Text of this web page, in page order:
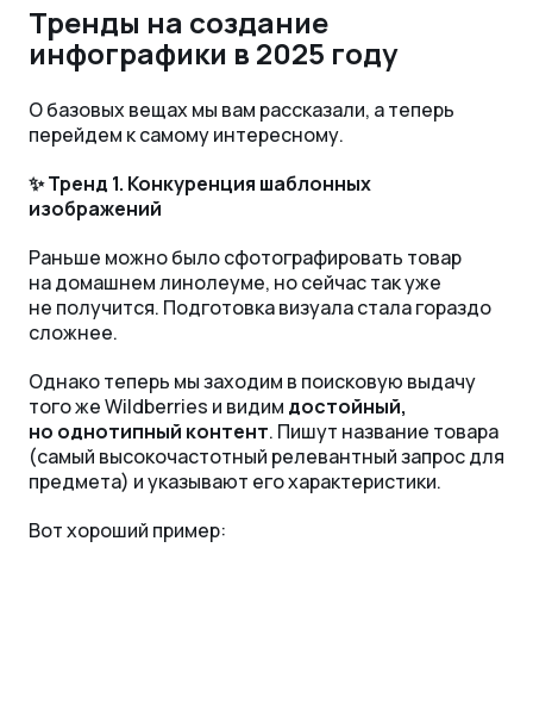
Тренды на создание
инфографики в 2025 году
О базовых вещах мы вам рассказали, а теперь
перейдем к самому интересному.
✨ Тренд 1. Конкуренция шаблонных
изображений
Раньше можно было сфотографировать товар
на домашнем линолеуме, но сейчас так уже
не получится. Подготовка визуала стала гораздо
сложнее.
Однако теперь мы заходим в поисковую выдачу
того же Wildberries и видим достойный,
но однотипный контент. Пишут название товара
(самый высокочастотный релевантный запрос для
предмета) и указывают его характеристики.
Вот хороший пример: